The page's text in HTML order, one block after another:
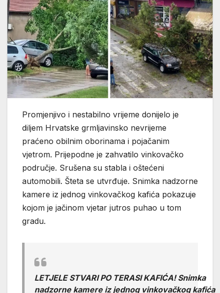
Promjenjivo i nestabilno vrijeme donijelo je
diljem Hrvatske grmljavinsko nevrijeme
praćeno obilnim oborinama i pojačanim
vjetrom. Prijepodne je zahvatilo vinkovačko
područje. Srušena su stabla i oštećeni
automobili. Šteta se utvrđuje. Snimka nadzorne
kamere iz jednog vinkovačkog kafića pokazuje
kojom je jačinom vjetar jutros puhao u tom
gradu.
LETJELE STVARI PO TERASI KAFIĆA! Snimka
nadzorne kamere iz jednog vinkovačkog kafića